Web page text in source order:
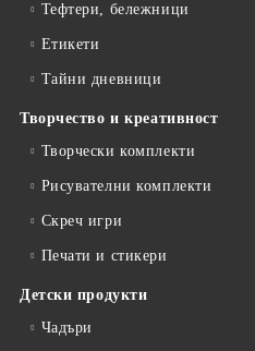
Тефтери, бележници
Етикети
Тайни дневници
Творчество и креативност
Творчески комплекти
Рисувателни комплекти
Скреч игри
Печати и стикери
Детски продукти
Чадъри